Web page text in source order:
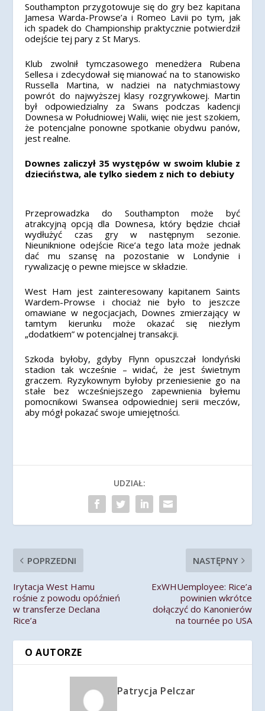
Southampton przygotowuje się do gry bez kapitana
Jamesa Warda-Prowse’a i Romeo Lavii po tym, jak
ich spadek do Championship praktycznie potwierdził
odejście tej pary z St Marys.
Klub zwolnił tymczasowego menedżera Rubena
Sellesa i zdecydował się mianować na to stanowisko
Russella Martina, w nadziei na natychmiastowy
powrót do najwyższej klasy rozgrywkowej. Martin
był odpowiedzialny za Swans podczas kadencji
Downesa w Południowej Walii, więc nie jest szokiem,
że potencjalne ponowne spotkanie obydwu panów,
jest realne.
Downes zaliczył 35 występów w swoim klubie z
dzieciństwa, ale tylko siedem z nich to debiuty
Przeprowadzka do Southampton może być
atrakcyjną opcją dla Downesa, który będzie chciał
wydłużyć czas gry w następnym sezonie.
Nieuniknione odejście Rice’a tego lata może jednak
dać mu szansę na pozostanie w Londynie i
rywalizację o pewne miejsce w składzie.
West Ham jest zainteresowany kapitanem Saints
Wardem-Prowse i chociaż nie było to jeszcze
omawiane w negocjacjach, Downes zmierzający w
tamtym kierunku może okazać się niezłym
„dodatkiem” w potencjalnej transakcji.
Szkoda byłoby, gdyby Flynn opuszczał londyński
stadion tak wcześnie – widać, że jest świetnym
graczem. Ryzykownym byłoby przeniesienie go na
stałe bez wcześniejszego zapewnienia byłemu
pomocnikowi Swansea odpowiedniej serii meczów,
aby mógł pokazać swoje umiejętności.
UDZIAŁ:
POPRZEDNI
Irytacja West Hamu
rośnie z powodu opóźnień
w transferze Declana
Rice’a
NASTĘPNY
ExWHUemployee: Rice’a
powinien wkrótce
dołączyć do Kanonierów
na tournée po USA
O AUTORZE
Patrycja Pelczar